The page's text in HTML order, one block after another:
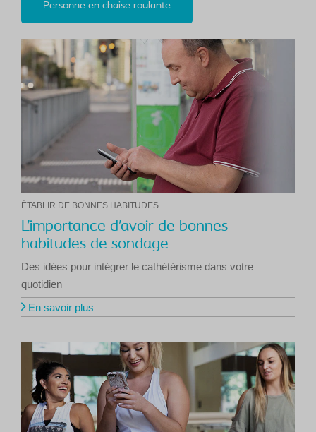
Personne en chaise roulante
ÉTABLIR DE BONNES HABITUDES
L’importance d’avoir de bonnes
habitudes de sondage
Des idées pour intégrer le cathétérisme dans votre
quotidien
En savoir plus